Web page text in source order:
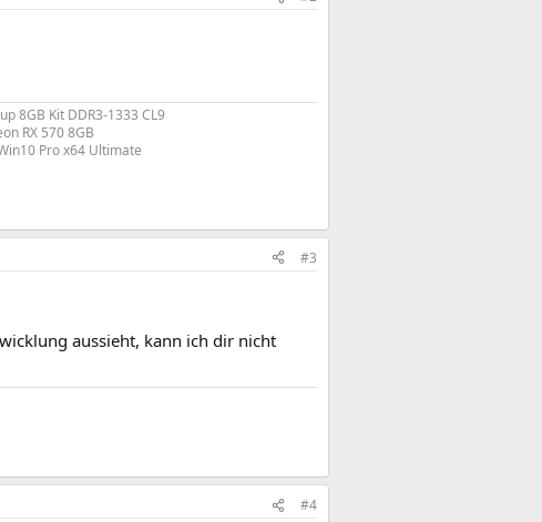
8GB Kit DDR3-1333 CL9
RX 570 8GB
Pro x64 Ultimate​
#3
aussieht, kann ich dir nicht
#4